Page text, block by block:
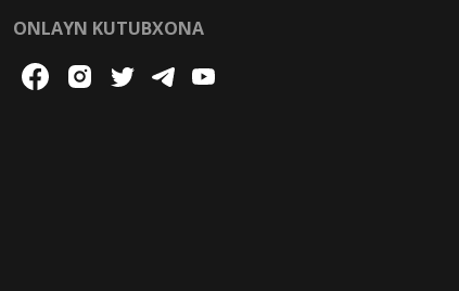
ONLAYN KUTUBXONA